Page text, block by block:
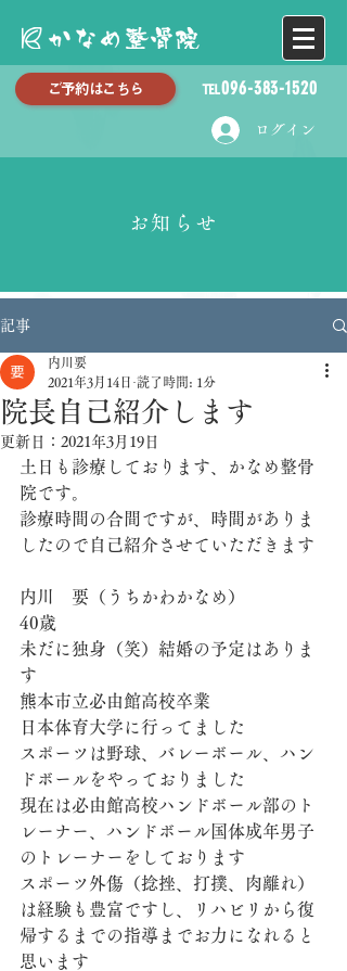
ご予約はこちら ℡096-383-1520
ログイン
お知らせ
記事
院長自己紹介します
内川要
2021年3月14日 読了時間: 1分
更新日： 2021年3月19日
土日も診療しております、かなめ整骨
院です。
診療時間の合間ですが、時間がありま
したので自己紹介させていただきます
内川　要（うちかわかなめ）
40歳
未だに独身（笑）結婚の予定はありま
す
熊本市立必由館高校卒業
日本体育大学に行ってました
スポーツは野球、バレーボール、ハン
ドボールをやっておりました
現在は必由館高校ハンドボール部のト
レーナー、ハンドボール国体成年男子
のトレーナーをしております
スポーツ外傷（捻挫、打撲、肉離れ）
は経験も豊富ですし、リハビリから復
帰するまでの指導までお力になれると
思います